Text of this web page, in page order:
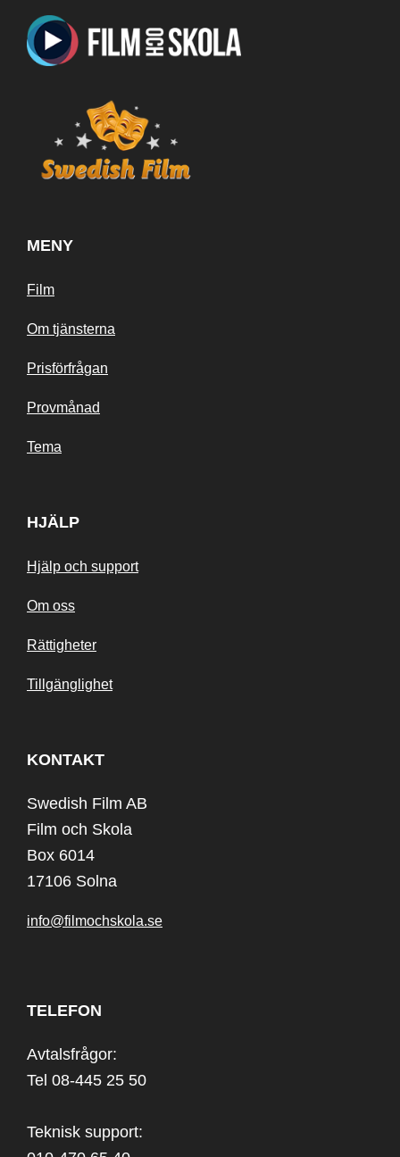
MENY
Film
Om tjänsterna
Prisförfrågan
Provmånad
Tema
HJÄLP
Hjälp och support
Om oss
Rättigheter
Tillgänglighet
KONTAKT
Swedish Film AB
Film och Skola
Box 6014
17106 Solna
info@filmochskola.se
TELEFON
Avtalsfrågor:
Tel 08-445 25 50
Teknisk support: